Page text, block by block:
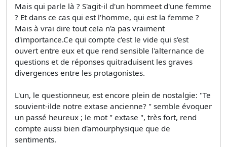
Mais qui parle là ? S'agit-il d'un hommeet d'une femme
? Et dans ce cas qui est l'homme, qui est la femme ?
Mais à vrai dire tout cela n'a pas vraiment
d'importance.Ce qui compte c'est le vide qui s'est
ouvert entre eux et que rend sensible l'alternance de
questions et de réponses quitraduisent les graves
divergences entre les protagonistes.
L'un, le questionneur, est encore plein de nostalgie: "Te
souvient-ilde notre extase ancienne? " semble évoquer
un passé heureux ; le mot " extase ", très fort, rend
compte aussi bien d'amourphysique que de
sentiments.